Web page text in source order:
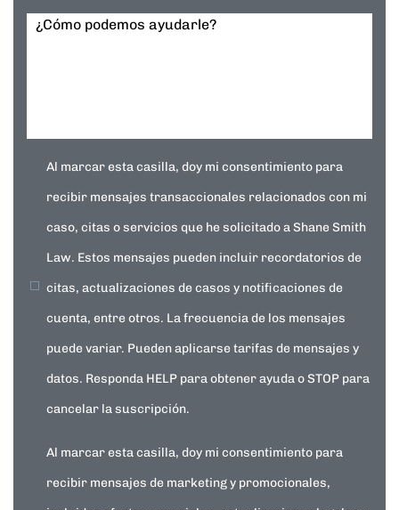
¿Cómo podemos ayudarle?
Al marcar esta casilla, doy mi consentimiento para
recibir mensajes transaccionales relacionados con mi
caso, citas o servicios que he solicitado a Shane Smith
Law. Estos mensajes pueden incluir recordatorios de
citas, actualizaciones de casos y notificaciones de
cuenta, entre otros. La frecuencia de los mensajes
puede variar. Pueden aplicarse tarifas de mensajes y
datos. Responda HELP para obtener ayuda o STOP para
cancelar la suscripción.
Al marcar esta casilla, doy mi consentimiento para
recibir mensajes de marketing y promocionales,